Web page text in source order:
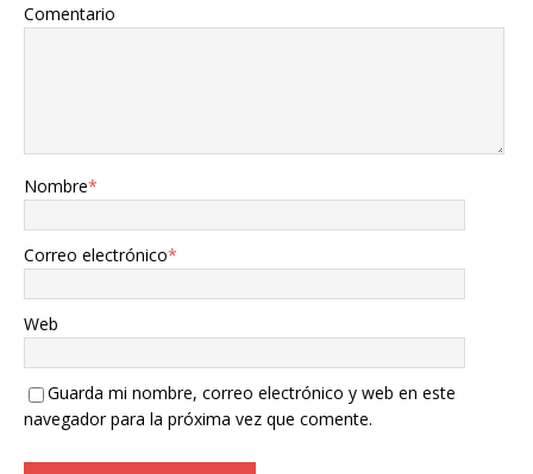
Comentario
Nombre*
Correo electrónico*
Web
Guarda mi nombre, correo electrónico y web en este
navegador para la próxima vez que comente.